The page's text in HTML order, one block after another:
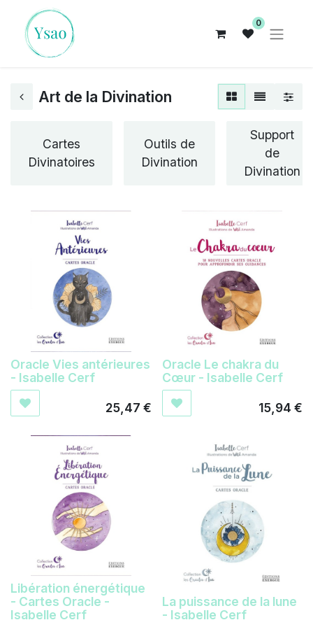
0
Art de la Divination
Cartes
Divinatoires
Outils de
Divination
Support
de
Divination
Oracle Vies antérieures
- Isabelle Cerf
25,47 €
Oracle Le chakra du
Cœur - Isabelle Cerf
15,94 €
Libération énergétique
- Cartes Oracle -
Isabelle Cerf
La puissance de la lune
- Isabelle Cerf